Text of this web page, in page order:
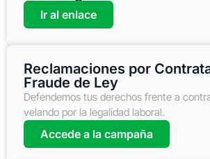
Ir al enlace
Reclamaciones por
Fraude de Ley
Defendemos tus derechos frente a
velando por la legalidad laboral.
Accede a la campaña